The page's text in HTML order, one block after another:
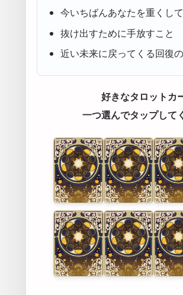
今いちばんあなたを重くし
抜け出すために手放すこと
近い未来に戻ってくる回復
好きなタロットカ
一つ選んでタップして